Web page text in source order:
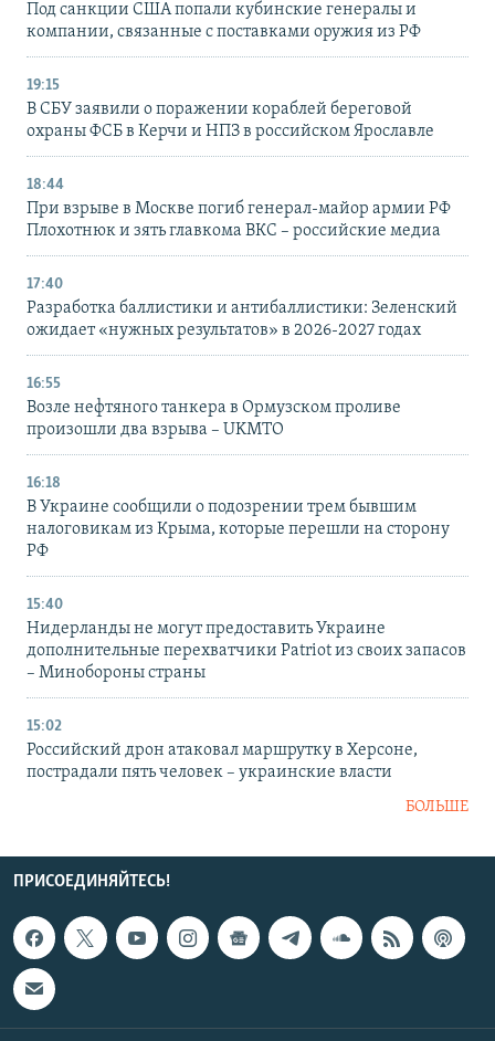
Под санкции США попали кубинские генералы и
компании, связанные с поставками оружия из РФ
19:15
В СБУ заявили о поражении кораблей береговой
охраны ФСБ в Керчи и НПЗ в российском Ярославле
18:44
При взрыве в Москве погиб генерал-майор армии РФ
Плохотнюк и зять главкома ВКС – российские медиа
17:40
Разработка баллистики и антибаллистики: Зеленский
ожидает «нужных результатов» в 2026-2027 годах
16:55
Возле нефтяного танкера в Ормузском проливе
произошли два взрыва – UKMTO
16:18
В Украине сообщили о подозрении трем бывшим
налоговикам из Крыма, которые перешли на сторону
РФ
15:40
Нидерланды не могут предоставить Украине
дополнительные перехватчики Patriot из своих запасов
– Минобороны страны
15:02
Российский дрон атаковал маршрутку в Херсоне,
пострадали пять человек – украинские власти
БОЛЬШЕ
ПРИСОЕДИНЯЙТЕСЬ!